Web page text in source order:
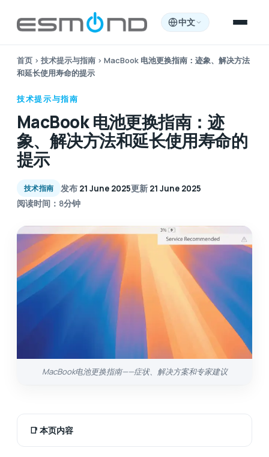
中文
首页 › 技术提示与指南 › MacBook 电池更换指南：迹象、解决方法
和延长使用寿命的提示
技术提示与指南
MacBook 电池更换指南：迹
象、解决方法和延长使用寿命的
提示
技术指南 发布 21 June 2025更新 21 June 2025
阅读时间：8分钟
MacBook电池更换指南——症状、解决方案和专家建议
📑 本页内容